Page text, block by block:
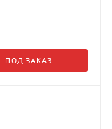
ПОД ЗАКАЗ